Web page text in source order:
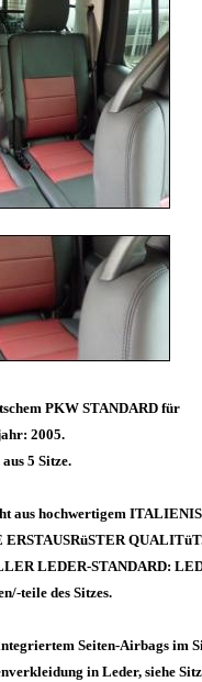
PKW STANDARD für
2005.
5 Sitze.
aus hochwertigem
LEDER-STANDARD:
teile des Sitzes.
Seiten-Airbags im
in Leder, siehe